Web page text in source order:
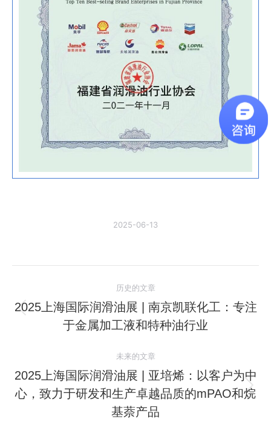
2025-06-13
章
历史的文章
历
史
章：
2025上海国际润滑油展 | 南京凯联化工：专注
于金属加工液和特种油行业
未来的文章
未
来
2025上海国际润滑油展 | 亚培烯：以客户为中
心，致力于研发和生产卓越品质的mPAO和烷
基萘产品